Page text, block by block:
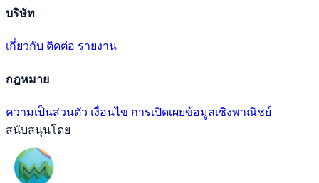
บริษัท
เกี่ยวกับ ติดต่อ รายงาน
กฎหมาย
ความเป็นส่วนตัว เงื่อนไข การเปิดเผยข้อมูลเชิงพาณิชย์
สนับสนุนโดย